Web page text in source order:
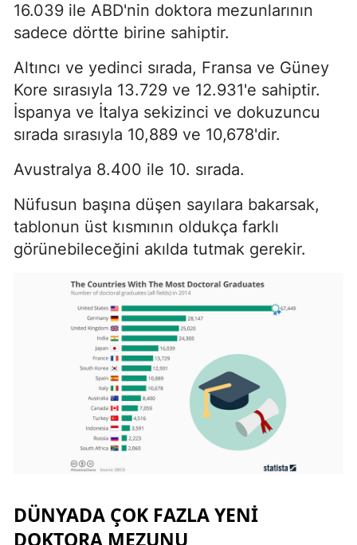
16.039 ile ABD'nin doktora mezunlarının
sadece dörtte birine sahiptir.
Altıncı ve yedinci sırada, Fransa ve Güney
Kore sırasıyla 13.729 ve 12.931'e sahiptir.
İspanya ve İtalya sekizinci ve dokuzuncu
sırada sırasıyla 10,889 ve 10,678'dir.
Avustralya 8.400 ile 10. sırada.
Nüfusun başına düşen sayılara bakarsak,
tablonun üst kısmının oldukça farklı
görünebileceğini akılda tutmak gerekir.
DÜNYADA ÇOK FAZLA YENI
DOKTORA MEZUNU